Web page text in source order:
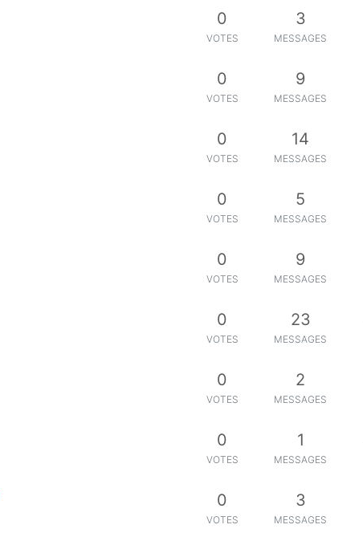
0
VOTES
3
MESSAGES
0
VOTES
9
MESSAGES
0
VOTES
14
MESSAGES
0
VOTES
5
MESSAGES
0
VOTES
9
MESSAGES
0
VOTES
23
MESSAGES
0
VOTES
2
MESSAGES
0
VOTES
1
MESSAGES
0
VOTES
3
MESSAGES